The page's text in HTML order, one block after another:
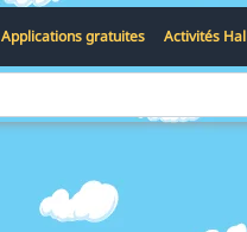
Applications gratuites Activités